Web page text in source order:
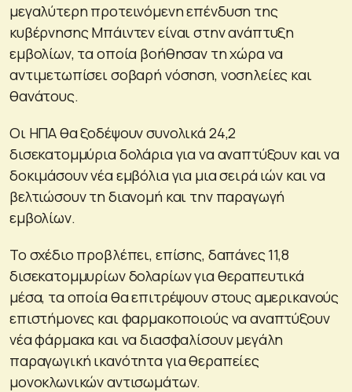
μεγαλύτερη προτεινόμενη επένδυση της
κυβέρνησης Μπάιντεν είναι στην ανάπτυξη
εμβολίων, τα οποία βοήθησαν τη χώρα να
αντιμετωπίσει σοβαρή νόσηση, νοσηλείες και
θανάτους.
Οι ΗΠΑ θα ξοδέψουν συνολικά 24,2
δισεκατομμύρια δολάρια για να αναπτύξουν και να
δοκιμάσουν νέα εμβόλια για μια σειρά ιών και να
βελτιώσουν τη διανομή και την παραγωγή
εμβολίων.
Το σχέδιο προβλέπει, επίσης, δαπάνες 11,8
δισεκατομμυρίων δολαρίων για θεραπευτικά
μέσα, τα οποία θα επιτρέψουν στους αμερικανούς
επιστήμονες και φαρμακοποιούς να αναπτύξουν
νέα φάρμακα και να διασφαλίσουν μεγάλη
παραγωγική ικανότητα για θεραπείες
μονοκλωνικών αντισωμάτων.